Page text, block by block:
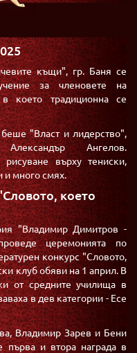
къщи", гр. Баня се
за членовете на
което традиционна се
"Власт и лидерство",
Ангелов.
рисуване върху тениски,
и много смях.
което
"Владимир Димитров -
церемонията по
конкурс "Словото,
клуб обяви на 1 април. В
от средните училища в
в дев категории - Есе
Владимир Зарев и Бени
и втора награда в